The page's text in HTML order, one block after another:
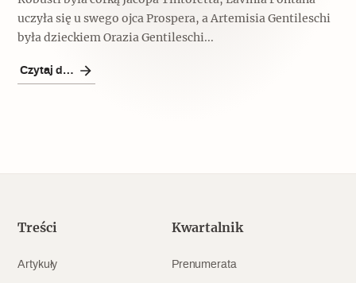
Recenzje
Popularne Siostry rzeźbiarki
Varia
Polska ze smakiem
Popularne
uczyła się u swego ojca Prospera, a Artemisia Gentileschi
była dzieckiem Orazia Gentileschi...
Czytaj dalej
Treści
Artykuły
Kwartalnik
Prenumerata